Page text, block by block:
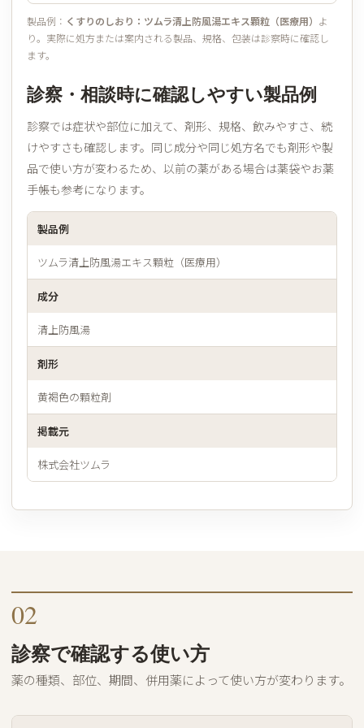
製品例： くすりのしおり：ツムラ清上防風湯エキス顆粒（医療用） よ
り。実際に処方または案内される製品、規格、包装は診察時に確認し
ます。
診察・相談時に確認しやすい製品例
診察では症状や部位に加えて、剤形、規格、飲みやすさ、続
けやすさも確認します。同じ成分や同じ処方名でも剤形や製
品で使い方が変わるため、以前の薬がある場合は薬袋やお薬
手帳も参考になります。
製品例
ツムラ清上防風湯エキス顆粒（医療用）
成分
清上防風湯
剤形
黄褐色の顆粒剤
掲載元
株式会社ツムラ
02
診察で確認する使い方
薬の種類、部位、期間、併用薬によって使い方が変わります。